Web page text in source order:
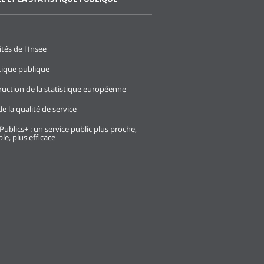
de l'Insee
publique
de la statistique européenne
la qualité de service
: un service public plus proche,
plus efficace